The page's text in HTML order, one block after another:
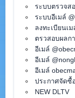
ระบบตรวจส
ระบบอีเมล์
ลงทะเบียนเ
ตรวสอบผลก
อีเมล์
อีเมล์
อีเมล์
ประกาศจัดซื้
NEW DLTV